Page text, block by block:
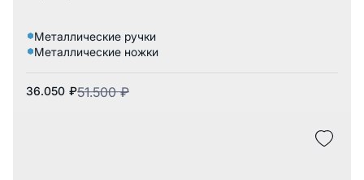
Металлические ручки
Металлические ножки
51.500 ₽
36.050 ₽